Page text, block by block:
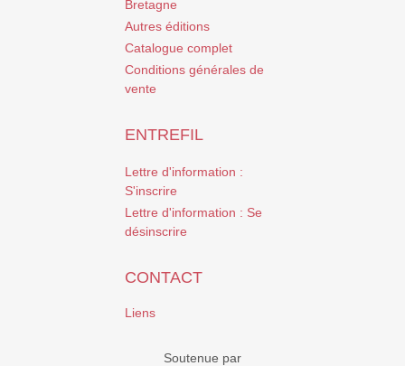
Bretagne
Autres éditions
Catalogue complet
Conditions générales de
vente
ENTREFIL
Lettre d'information :
S'inscrire
Lettre d'information : Se
désinscrire
CONTACT
Liens
Soutenue par